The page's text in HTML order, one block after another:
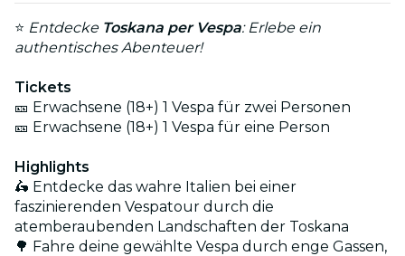
⭐ Entdecke Toskana per Vespa: Erlebe ein
authentisches Abenteuer!
Tickets
🎫 Erwachsene (18+) 1 Vespa für zwei Personen
🎫 Erwachsene (18+) 1 Vespa für eine Person
Highlights
🛵 Entdecke das wahre Italien bei einer
faszinierenden Vespatour durch die
atemberaubenden Landschaften der Toskana
🌳 Fahre deine gewählte Vespa durch enge Gassen,